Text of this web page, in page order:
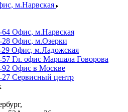
м.Нарвская
64 Офис, м.Нарвская
28 Офис, м.Озерки
29 Офис, м.Ладожская
57 Гл. офис Маршала Говорова
92 Офис в Москве
27 Сервисный центр